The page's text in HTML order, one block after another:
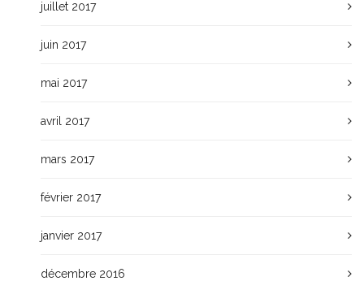
juillet 2017
juin 2017
mai 2017
avril 2017
mars 2017
février 2017
janvier 2017
décembre 2016